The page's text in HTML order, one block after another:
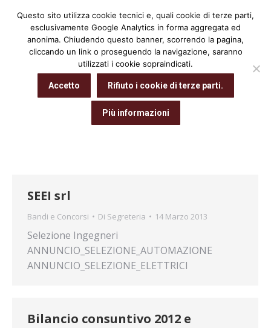
Cerca:
Archivio giornaliero:14 Marzo 2013
Tu sei qui:
Home 2013 Marzo 14
SEEI srl
Bandi e Concorsi Di Segreteria 14 Marzo 2013
Selezione Ingegneri
ANNUNCIO_SELEZIONE_AUTOMAZIONE
ANNUNCIO_SELEZIONE_ELETTRICI
Bilancio consuntivo 2012 e
Questo sito utilizza cookie tecnici e, quali cookie di terze parti,
esclusivamente Google Analytics in forma aggregata ed
anonima. Chiudendo questo banner, scorrendo la pagina,
cliccando un link o proseguendo la navigazione, saranno
utilizzati i cookie sopraindicati.
Accetto Rifiuto i cookie di terze parti.
Più informazioni